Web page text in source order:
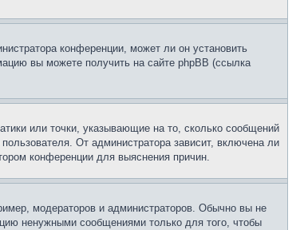
конференции, может ли он установить
вы можете получить на сайте phpBB (ссылка
или точки, указывающие на то, сколько сообщений
От администратора зависит, включена ли
конференции для выяснения причин.
модераторов и администраторов. Обычно вы не
ненужными сообщениями только для того, чтобы